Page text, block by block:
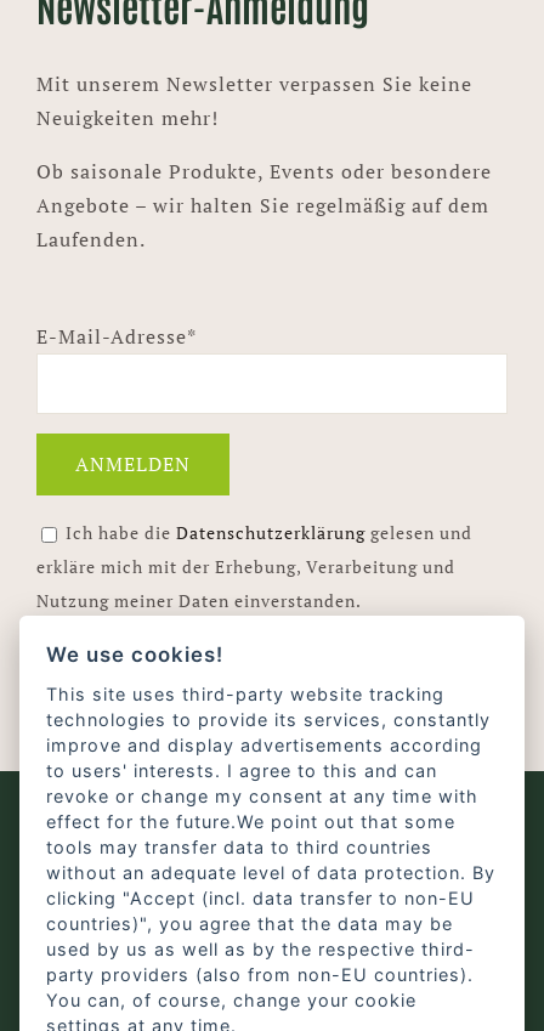
Mit unserem Newsletter verpassen Sie keine
Neuigkeiten mehr!
Ob saisonale Produkte, Events oder besondere
Angebote – wir halten Sie regelmäßig auf dem
Laufenden.
E-Mail-Adresse*
Ich habe die Datenschutzerklärung gelesen und
erkläre mich mit der Erhebung, Verarbeitung und
Nutzung meiner Daten einverstanden.
Ihre E-Mail-Adresse wird nur für unseren Newsletter und
ist jederzeit über den Link im Newsletter möglich.
We use cookies!
This site uses third-party website tracking
technologies to provide its services, constantly
improve and display advertisements according
to users' interests. I agree to this and can
revoke or change my consent at any time with
effect for the future.We point out that some
tools may transfer data to third countries
without an adequate level of data protection. By
clicking "Accept (incl. data transfer to non-EU
countries)", you agree that the data may be
used by us as well as by the respective third-
party providers (also from non-EU countries).
You can, of course, change your cookie
settings at any time.